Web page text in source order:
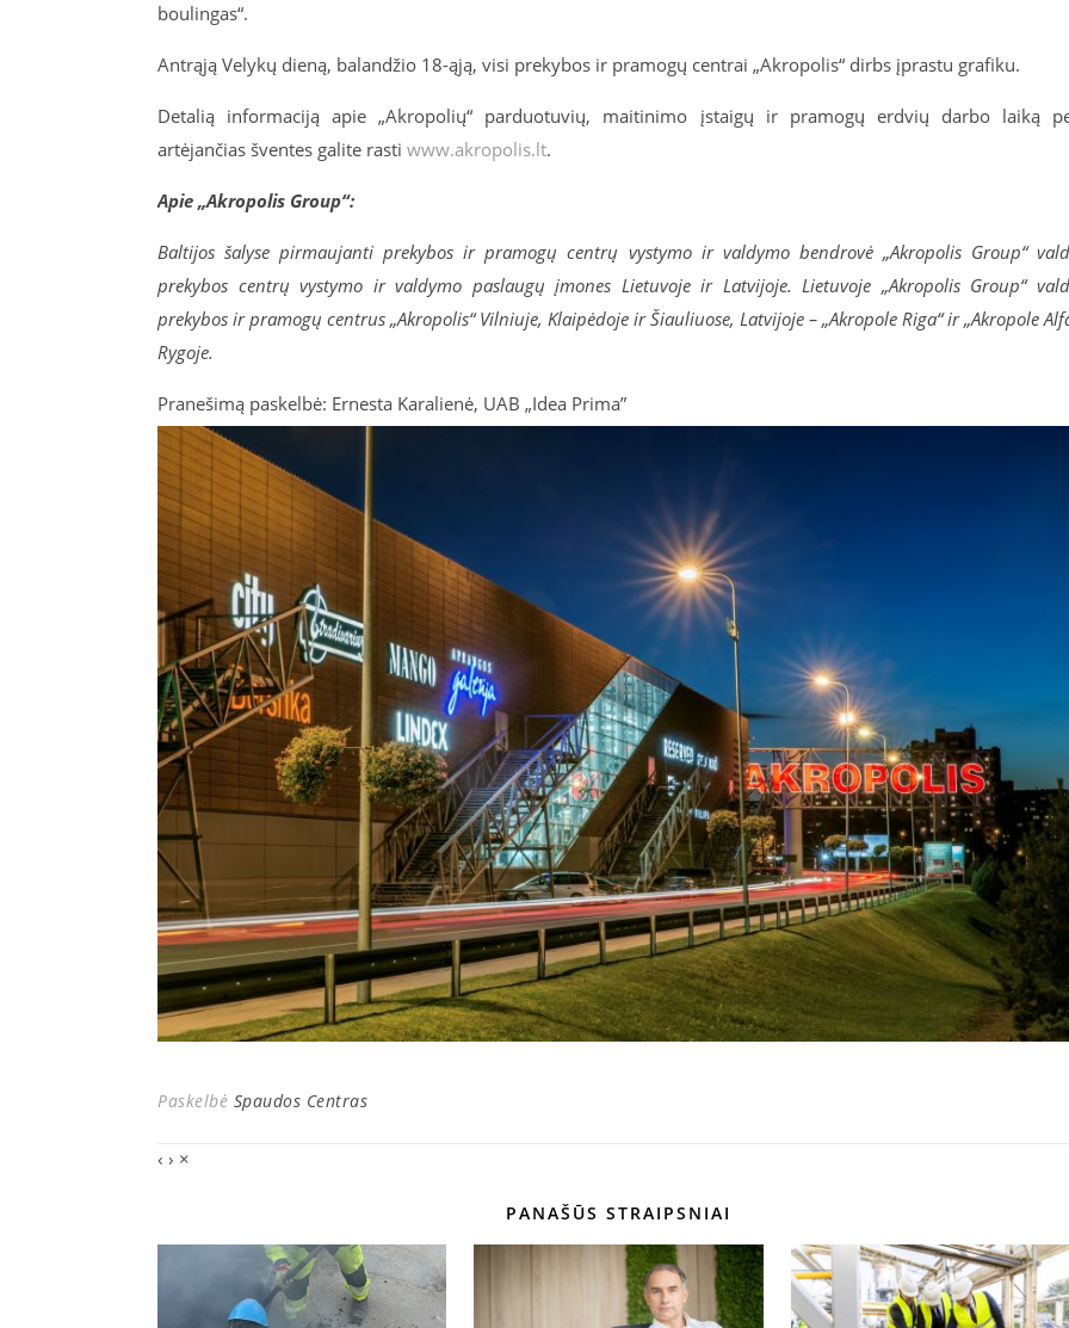
boulingas“.
Antrąją Velykų dieną, balandžio 18-ąją, visi prekybos ir pramogų centrai „Akropolis“ dirbs įprastu grafiku.
Detalią informaciją apie „Akropolių“ parduotuvių, maitinimo įstaigų ir pramogų erdvių darbo laiką
artėjančias šventes galite rasti www.akropolis.lt.
Apie „Akropolis Group“:
Baltijos šalyse pirmaujanti prekybos ir pramogų centrų vystymo ir valdymo bendrovė „Akropolis Group“
prekybos centrų vystymo ir valdymo paslaugų įmones Lietuvoje ir Latvijoje. Lietuvoje „Akropolis Group“
prekybos ir pramogų centrus „Akropolis“ Vilniuje, Klaipėdoje ir Šiauliuose, Latvijoje – „Akropole Riga“ ir „Akropole
Rygoje.
Pranešimą paskelbė: Ernesta Karalienė, UAB „Idea Prima”
Paskelbė Spaudos Centras
‹ › ×
PANAŠŪS STRAIPSNIAI